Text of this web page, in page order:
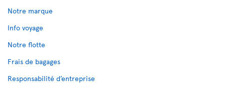
Notre marque
Info voyage
Notre flotte
Frais de bagages
Responsabilité d’entreprise